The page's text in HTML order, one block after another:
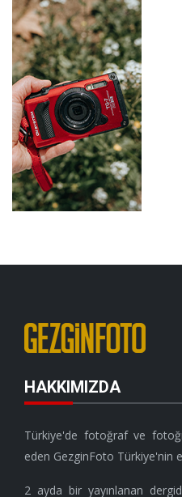
HAKKIMIZDA
Türkiye'de fotoğraf ve
eden GezginFoto Türkiye'nin
2 ayda bir yayınlanan